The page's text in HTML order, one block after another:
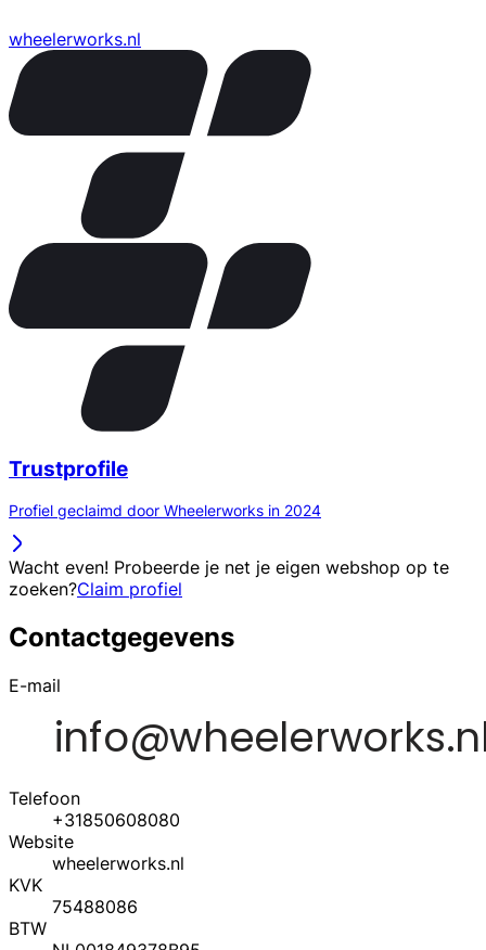
wheelerworks.nl
Trustprofile
Profiel geclaimd door Wheelerworks in 2024
Wacht even! Probeerde je net je eigen webshop op te
zoeken?Claim profiel
Contactgegevens
E-mail
Telefoon
+31850608080
Website
wheelerworks.nl
KVK
75488086
BTW